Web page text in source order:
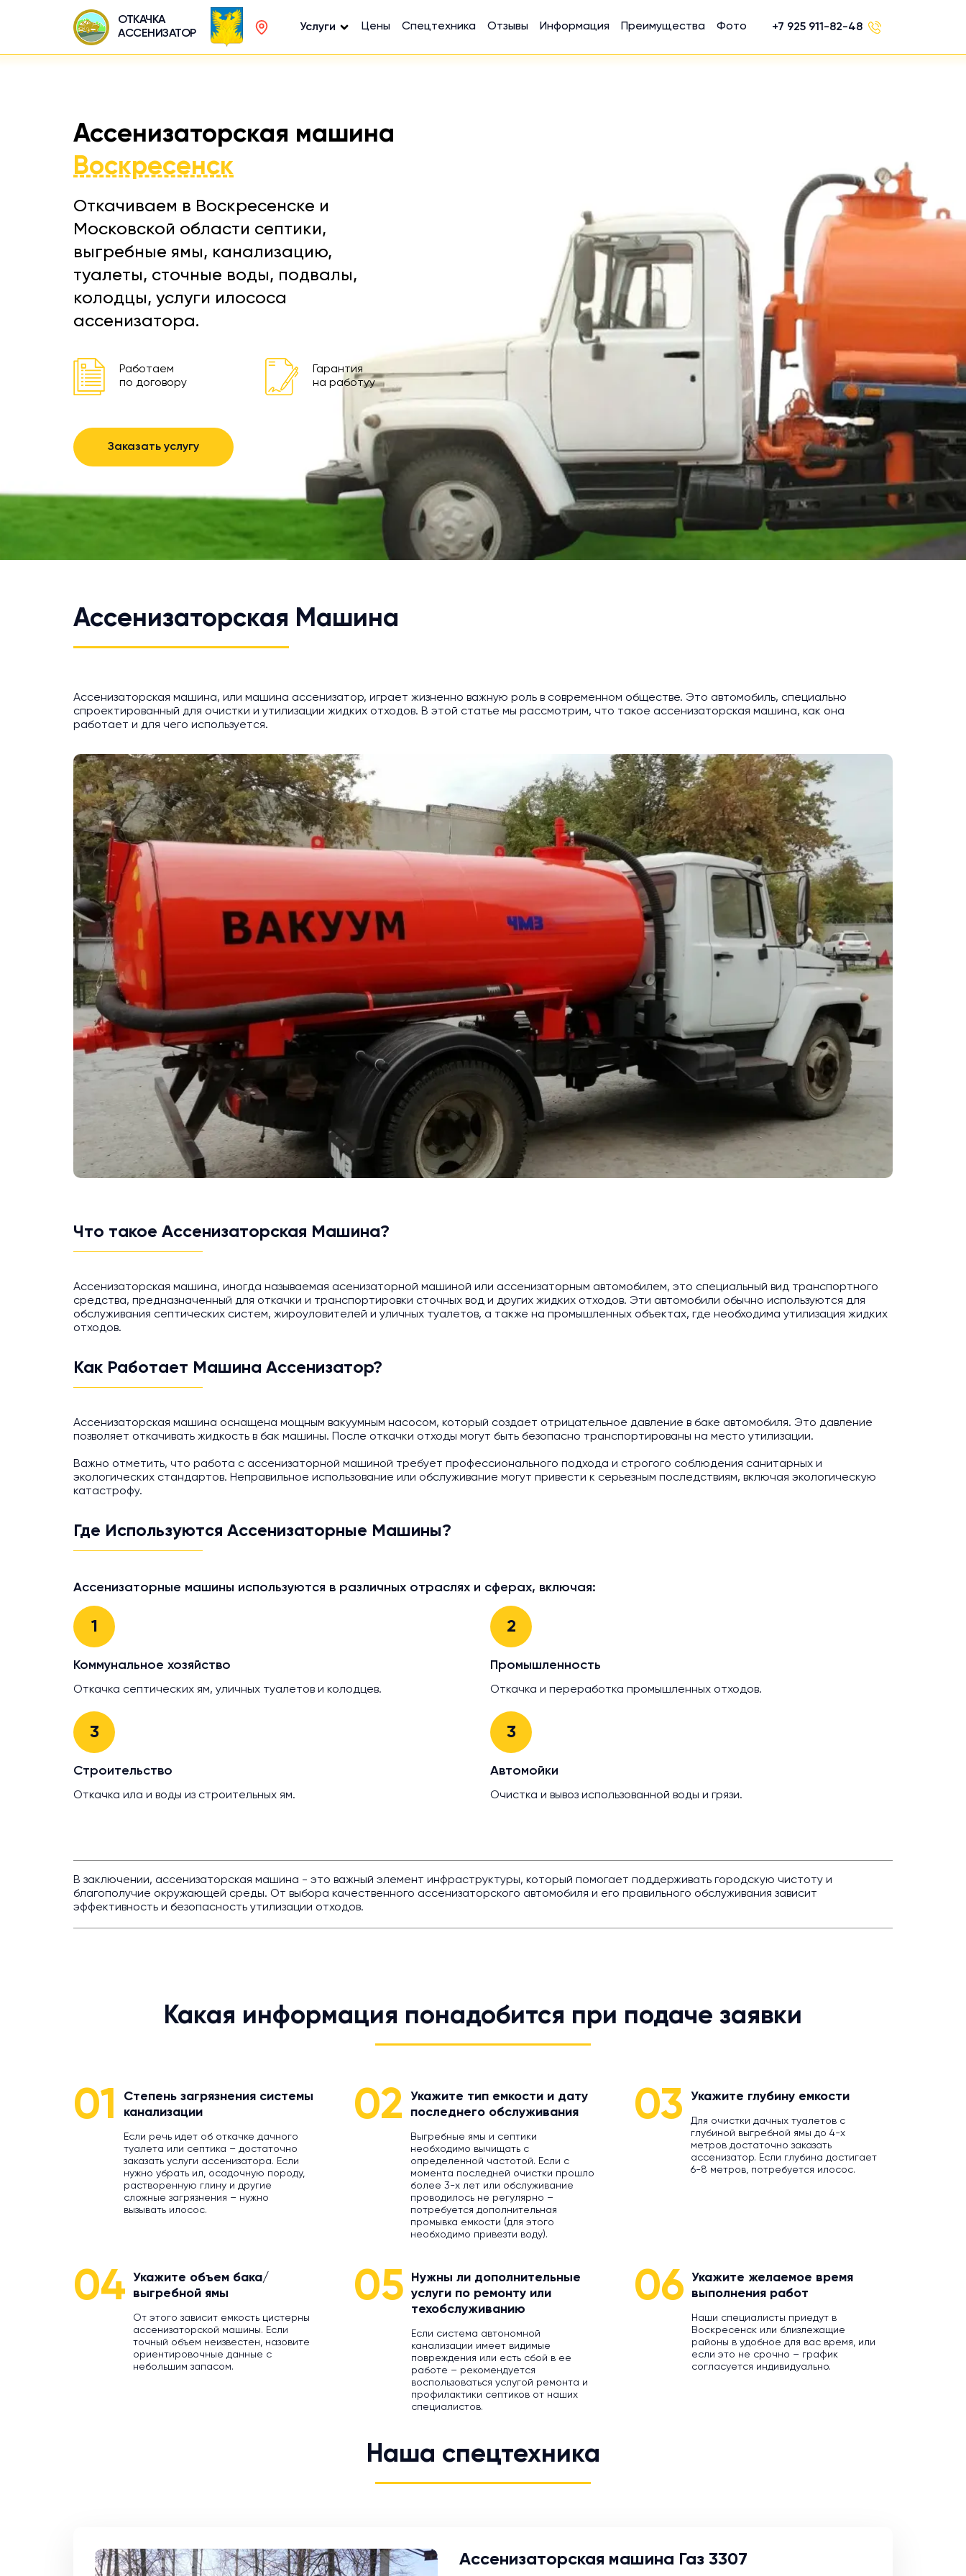
ОТКАЧКА
АССЕНИЗАТОР
Услуги Цены Спецтехника Отзывы Информация Преимущества Фото +7 925 911-82-48
Ассенизаторская машина
Воскресенск
Откачиваем в Воскресенске и
Московской области септики,
выгребные ямы, канализацию,
туалеты, сточные воды, подвалы,
колодцы, услуги илососа
ассенизатора.
Работаем
по договору
Гарантия
на работуу
Заказать услугу
Ассенизаторская Машина
Ассенизаторская машина, или машина ассенизатор, играет жизненно важную роль в современном обществе. Это автомобиль, специально
спроектированный для очистки и утилизации жидких отходов. В этой статье мы рассмотрим, что такое ассенизаторская машина, как она
работает и для чего используется.
Что такое Ассенизаторская Машина?
Ассенизаторская машина, иногда называемая асенизаторной машиной или ассенизаторным автомобилем, это специальный вид транспортного
средства, предназначенный для откачки и транспортировки сточных вод и других жидких отходов. Эти автомобили обычно используются для
обслуживания септических систем, жироуловителей и уличных туалетов, а также на промышленных объектах, где необходима утилизация жидких
отходов.
Как Работает Машина Ассенизатор?
Ассенизаторская машина оснащена мощным вакуумным насосом, который создает отрицательное давление в баке автомобиля. Это давление
позволяет откачивать жидкость в бак машины. После откачки отходы могут быть безопасно транспортированы на место утилизации.
Важно отметить, что работа с ассенизаторной машиной требует профессионального подхода и строгого соблюдения санитарных и
экологических стандартов. Неправильное использование или обслуживание могут привести к серьезным последствиям, включая экологическую
катастрофу.
Где Используются Ассенизаторные Машины?
Ассенизаторные машины используются в различных отраслях и сферах, включая:
1
Коммунальное хозяйство
Откачка септических ям, уличных туалетов и колодцев.
2
Промышленность
Откачка и переработка промышленных отходов.
3
Строительство
Откачка ила и воды из строительных ям.
3
Автомойки
Очистка и вывоз использованной воды и грязи.
В заключении, ассенизаторская машина - это важный элемент инфраструктуры, который помогает поддерживать городскую чистоту и
благополучие окружающей среды. От выбора качественного ассенизаторского автомобиля и его правильного обслуживания зависит
эффективность и безопасность утилизации отходов.
Какая информация понадобится при подаче заявки
01
Степень загрязнения системы
канализации
Если речь идет об откачке дачного
туалета или септика – достаточно
заказать услуги ассенизатора. Если
нужно убрать ил, осадочную породу,
растворенную глину и другие
сложные загрязнения – нужно
вызывать илосос.
02
Укажите тип емкости и дату
последнего обслуживания
Выгребные ямы и септики
необходимо вычищать с
определенной частотой. Если с
момента последней очистки прошло
более 3-х лет или обслуживание
проводилось не регулярно –
потребуется дополнительная
промывка емкости (для этого
необходимо привезти воду).
03 Укажите глубину емкости
Для очистки дачных туалетов с
глубиной выгребной ямы до 4-х
метров достаточно заказать
ассенизатор. Если глубина достигает
6-8 метров, потребуется илосос.
04
Укажите объем бака/
выгребной ямы
От этого зависит емкость цистерны
ассенизаторской машины. Если
точный объем неизвестен, назовите
ориентировочные данные с
небольшим запасом.
05
Нужны ли дополнительные
услуги по ремонту или
техобслуживанию
Если система автономной
канализации имеет видимые
повреждения или есть сбой в ее
работе – рекомендуется
воспользоваться услугой ремонта и
профилактики септиков от наших
специалистов.
06
Укажите желаемое время
выполнения работ
Наши специалисты приедут в
Воскресенск или близлежащие
районы в удобное для вас время, или
если это не срочно – график
согласуется индивидуально.
Наша спецтехника
Ассенизаторская машина Газ 3307